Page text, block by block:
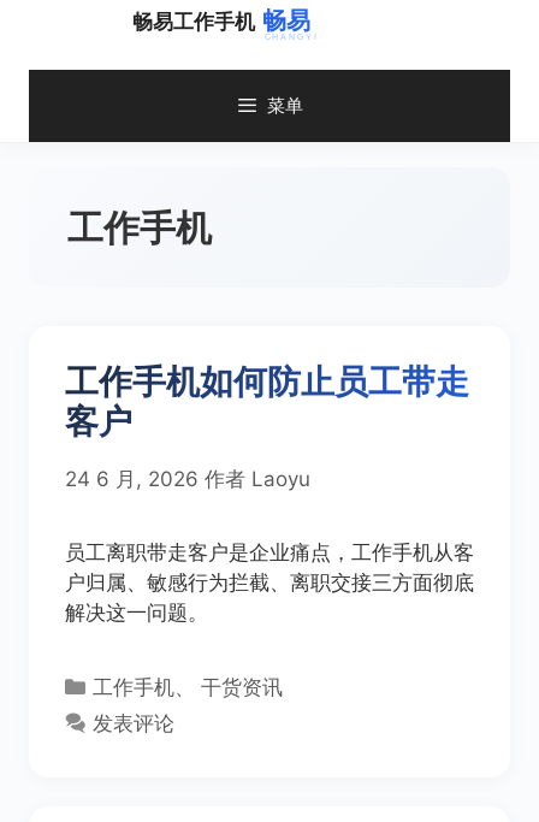
畅易工作手机
菜单
工作手机
工作手机如何防止员工带走
客户
24 6 月, 2026 作者 Laoyu
员工离职带走客户是企业痛点，工作手机从客
户归属、敏感行为拦截、离职交接三方面彻底
解决这一问题。
分
类
工作手机、干货资讯
发表评论